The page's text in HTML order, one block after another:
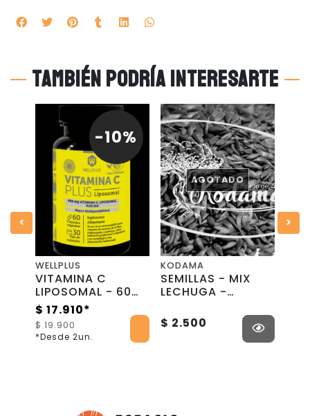
También podría interesarte
-10%
WELLPLUS
VITAMINA C
LIPOSOMAL - 60
Cápsulas -
WellPlus
$ 17.910*
$ 19.900
*Desde 2un.
AGOTADO
KODAMA
SEMILLAS - MIX
LECHUGA -
$ 2.500